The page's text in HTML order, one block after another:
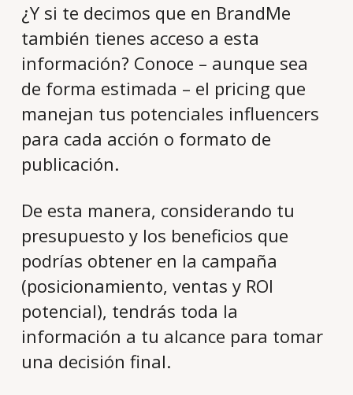
¿Y si te decimos que en BrandMe
también tienes acceso a esta
información? Conoce – aunque sea
de forma estimada – el pricing que
manejan tus potenciales influencers
para cada acción o formato de
publicación.
De esta manera, considerando tu
presupuesto y los beneficios que
podrías obtener en la campaña
(posicionamiento, ventas y ROI
potencial), tendrás toda la
información a tu alcance para tomar
una decisión final.